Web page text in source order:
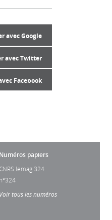
avec Google
avec Twitter
Facebook
Numéros papiers
lemag 324
n°324
Voir tous les numéros